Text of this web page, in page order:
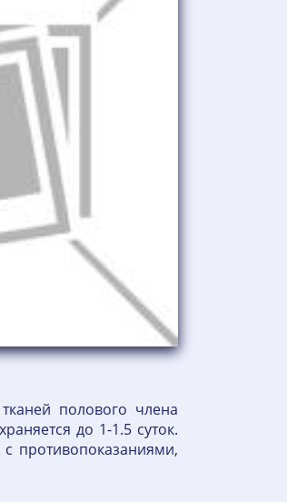
полового члена
до 1-1.5 суток.
противопоказаниями,